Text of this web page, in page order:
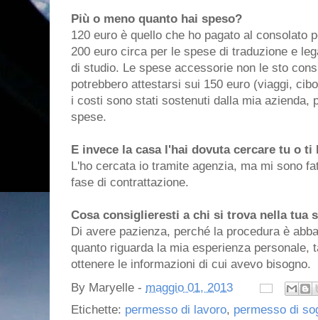
Più o meno quanto hai speso?
120 euro è quello che ho pagato al consolato
200 euro circa per le spese di traduzione e
di studio. Le spese accessorie non le sto
potrebbero attestarsi sui 150 euro (viaggi,
i costi sono stati sostenuti dalla mia azienda,
spese.
E invece la casa l'hai dovuta cercare tu o ti
L'ho cercata io tramite agenzia, ma mi sono
fase di contrattazione.
Cosa consiglieresti a chi si trova nella tua
Di avere pazienza, perché la procedura è
quanto riguarda la mia esperienza personale,
ottenere le informazioni di cui avevo bisogno.
By Maryelle - maggio 01, 2013
Etichette: permesso di lavoro, permesso di